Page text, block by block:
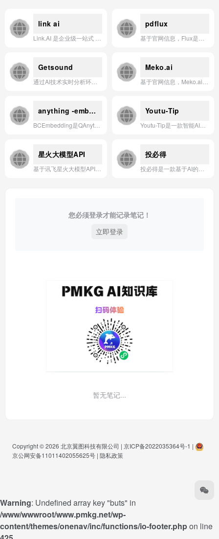
link ai pdflux
Getsound Meko.ai
anything -embedding Youtu-Tip
星火大模型API 投必得
您必须登录才能记录笔记！
立即登录
暂无笔记...
Copyright © 2026 北京翼图科技有限公司 | 京ICP备2022035364号-1 |
京公网安备11011402055625号 | 隐私政策
Warning: Undefined array key "buts" in
/www/wwwroot/www.pmkg.net/wp-
content/themes/onenav/inc/functions/io-footer.phpon line